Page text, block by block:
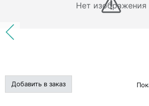
Нет изображения
Добавить в заказ